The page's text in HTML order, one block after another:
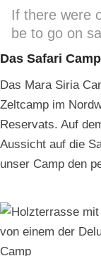
If there were
be to go on
Das Safari Camp
Das Mara Siria
Zeltcamp im
Reservats. Auf
Aussicht auf die
unser Camp den